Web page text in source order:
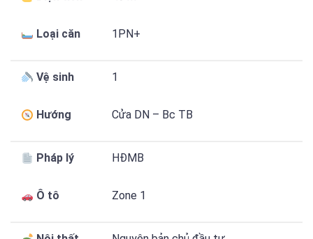
Loại căn 1PN+
Vệ sinh 1
Hướng Cửa DN – Bc TB
Pháp lý HĐMB
Ô tô Zone 1